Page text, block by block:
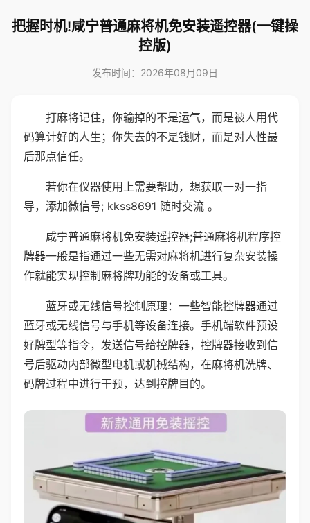
把握时机!咸宁普通麻将机免安装遥控器(一键操
控版)
发布时间：2026年08月09日
打麻将记住，你输掉的不是运气，而是被人用代
码算计好的人生；你失去的不是钱财，而是对人性最
后那点信任。
若你在仪器使用上需要帮助，想获取一对一指
导，添加微信号; kkss8691 随时交流 。
咸宁普通麻将机免安装遥控器;普通麻将机程序控
牌器一般是指通过一些无需对麻将机进行复杂安装操
作就能实现控制麻将牌功能的设备或工具。
蓝牙或无线信号控制原理：一些智能控牌器通过
蓝牙或无线信号与手机等设备连接。手机端软件预设
好牌型等指令，发送信号给控牌器，控牌器接收到信
号后驱动内部微型电机或机械结构，在麻将机洗牌、
码牌过程中进行干预，达到控牌目的。